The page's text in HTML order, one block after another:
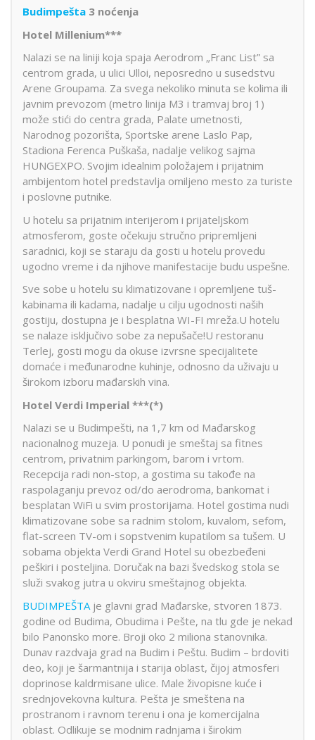
Budimpešta 3 noćenja
Hotel Millenium***
Nalazi se na liniji koja spaja Aerodrom „Franc List” sa
centrom grada, u ulici Ulloi, neposredno u susedstvu
Arene Groupama. Za svega nekoliko minuta se kolima ili
javnim prevozom (metro linija M3 i tramvaj broj 1)
može stići do centra grada, Palate umetnosti,
Narodnog pozorišta, Sportske arene Laslo Pap,
Stadiona Ferenca Puškaša, nadalje velikog sajma
HUNGEXPO. Svojim idealnim položajem i prijatnim
ambijentom hotel predstavlja omiljeno mesto za turiste
i poslovne putnike.
U hotelu sa prijatnim interijerom i prijateljskom
atmosferom, goste očekuju stručno pripremljeni
saradnici, koji se staraju da gosti u hotelu provedu
ugodno vreme i da njihove manifestacije budu uspešne.
Sve sobe u hotelu su klimatizovane i opremljene tuš-
kabinama ili kadama, nadalje u cilju ugodnosti naših
gostiju, dostupna je i besplatna WI-FI mreža.U hotelu
se nalaze isključivo sobe za nepušače!U restoranu
Terlej, gosti mogu da okuse izvrsne specijalitete
domaće i međunarodne kuhinje, odnosno da uživaju u
širokom izboru mađarskih vina.
Hotel Verdi Imperial ***(*)
Nalazi se u Budimpešti, na 1,7 km od Mađarskog
nacionalnog muzeja. U ponudi je smeštaj sa fitnes
centrom, privatnim parkingom, barom i vrtom.
Recepcija radi non-stop, a gostima su takođe na
raspolaganju prevoz od/do aerodroma, bankomat i
besplatan WiFi u svim prostorijama. Hotel gostima nudi
klimatizovane sobe sa radnim stolom, kuvalom, sefom,
flat-screen TV-om i sopstvenim kupatilom sa tušem. U
sobama objekta Verdi Grand Hotel su obezbeđeni
peškiri i posteljina. Doručak na bazi švedskog stola se
služi svakog jutra u okviru smeštajnog objekta.
BUDIMPEŠTA je glavni grad Mađarske, stvoren 1873.
godine od Budima, Obudima i Pešte, na tlu gde je nekad
bilo Panonsko more. Broji oko 2 miliona stanovnika.
Dunav razdvaja grad na Budim i Peštu. Budim – brdoviti
deo, koji je šarmantnija i starija oblast, čijoj atmosferi
doprinose kaldrmisane ulice. Male živopisne kuće i
srednjovekovna kultura. Pešta je smeštena na
prostranom i ravnom terenu i ona je komercijalna
oblast. Odlikuje se modnim radnjama i širokim